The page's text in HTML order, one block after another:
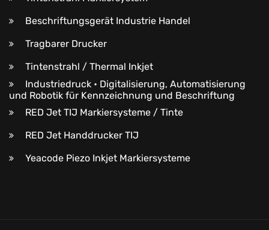
Beschriftungsgerät Industrie Handel
Tragbarer Drucker
Tintenstrahl / Thermal Inkjet
Industriedruck • Digitalisierung, Automatisierung
und Robotik für Kennzeichnung und Beschriftung
RED Jet TIJ Markiersysteme / Tinte
RED Jet Handdrucker TIJ
Yeacode Piezo Inkjet Markiersysteme